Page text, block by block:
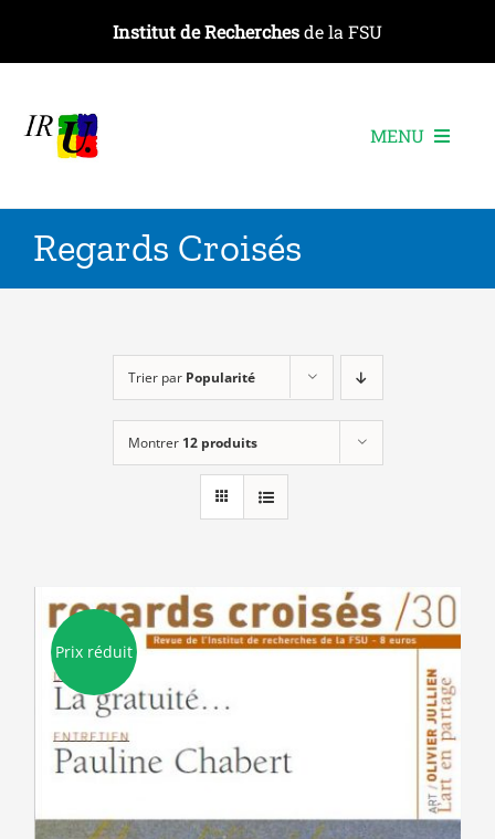
contenu
Institut de Recherchesde la FSU
MENU
Les recherches
Les événements
Regards Croisés
Trier par Popularité
Montrer 12 produits
Prix réduit